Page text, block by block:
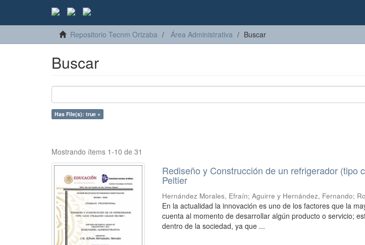
Repositorio Tecnm Orizaba Área Administrativa Buscar
Buscar
Has File(s): true ×
Mostrando ítems 1-10 de 31
Rediseño y Construcción de un refrigerador (tipo
Peltier
Hernández Morales, Efraín;Aguirre y Hernández, Fernando;
En la actualidad la innovación es uno de los factores que la
cuenta al momento de desarrollar algún producto o servicio;
dentro de la sociedad, ya que ...